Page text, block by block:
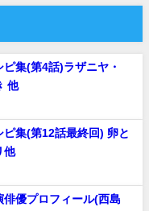
集(第4話)ラザニヤ・
他
ピ集(第12話最終回) 卵と
他
俳優プロフィール(西島